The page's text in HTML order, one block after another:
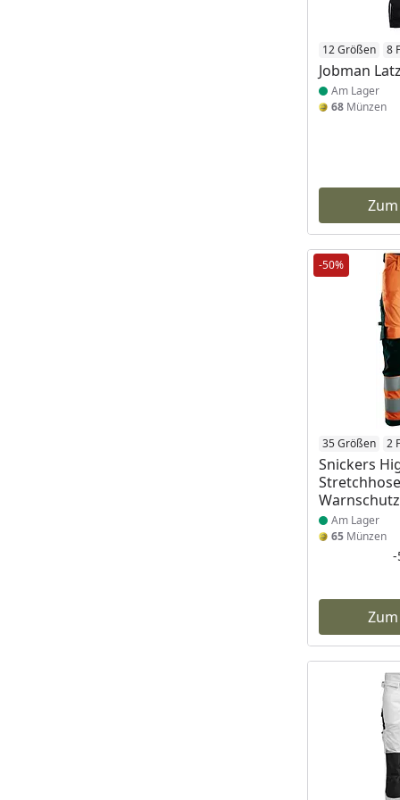
12 Größen 8
Jobman
Produkt am
Am Lager
68 Münzen
-50%
35 Größen 2
Snickers
Produkt am
Am Lager
65 Münzen
-